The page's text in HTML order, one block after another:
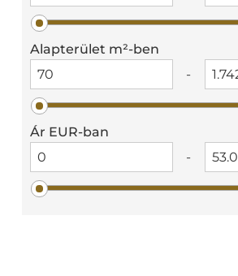
Alapterület m²-ben
-
Ár EUR-ban
-